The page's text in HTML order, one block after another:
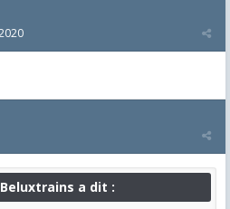
Beluxtrains a dit :